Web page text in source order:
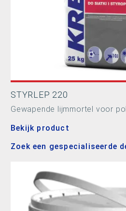
STYRLEP 220
Gewapende lijmmortel voor
Bekijk product
Zoek een gespecialiseerde